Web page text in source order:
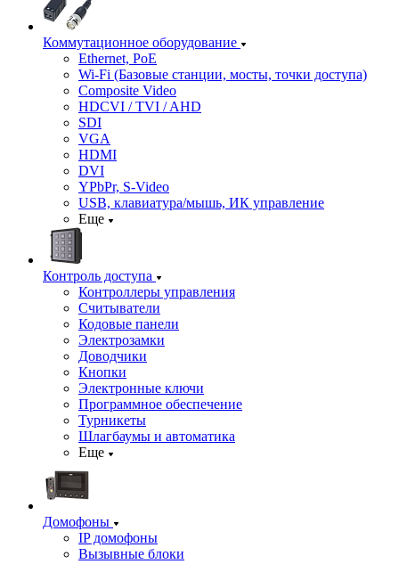
Коммутационное оборудование
Ethernet, PoE
Wi-Fi (Базовые станции, мосты, точки доступа)
Composite Video
HDCVI / TVI / AHD
SDI
VGA
HDMI
DVI
YPbPr, S-Video
USB, клавиатура/мышь, ИК управление
Еще
Контроль доступа
Контроллеры управления
Считыватели
Кодовые панели
Электрозамки
Доводчики
Кнопки
Электронные ключи
Программное обеспечение
Турникеты
Шлагбаумы и автоматика
Еще
Домофоны
IP домофоны
Вызывные блоки